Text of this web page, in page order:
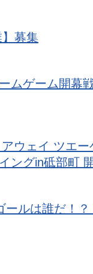
】募集
ムゲーム開幕
アウェイ ツエー
ングin砥部町
ールは誰だ！？